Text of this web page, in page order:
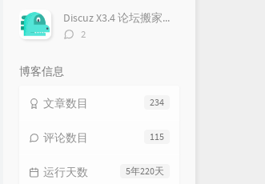
数：
Discuz X3.4 论坛搬家换域名 整站迁移过程
评
2
博客信息
234
文章数目
115
评论数目
5年220天
运行天数